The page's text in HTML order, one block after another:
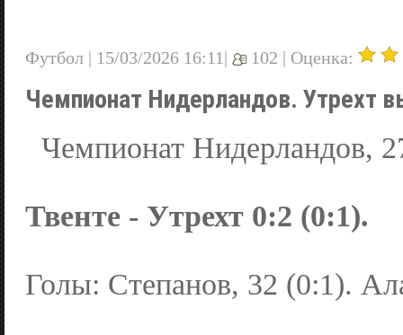
Футбол | 15/03/2026 16:11| 102 | Оценка:
Чемпионат Нидерландов. Утрехт
Чемпионат Нидерландов,
Твенте - Утрехт 0:2 (0:1).
Голы: Степанов, 32 (0:1).